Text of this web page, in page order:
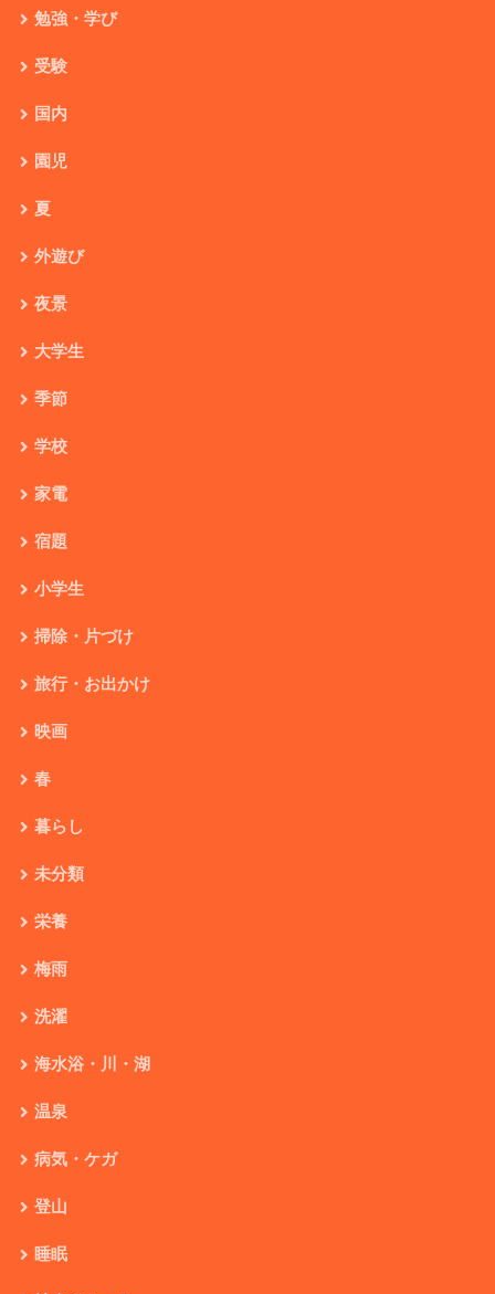
勉強・学び
受験
国内
園児
夏
外遊び
夜景
大学生
季節
学校
家電
宿題
小学生
掃除・片づけ
旅行・お出かけ
映画
春
暮らし
未分類
栄養
梅雨
洗濯
海水浴・川・湖
温泉
病気・ケガ
登山
睡眠